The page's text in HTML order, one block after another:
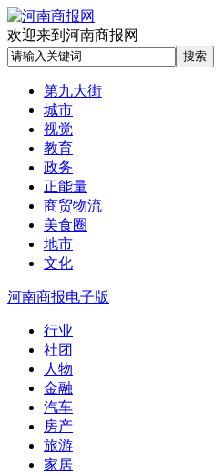
欢迎来到河南商报网
第九大街
城市
视觉
教育
政务
正能量
商贸物流
美食圈
地市
文化
河南商报电子版
行业
社团
人物
金融
汽车
房产
旅游
家居